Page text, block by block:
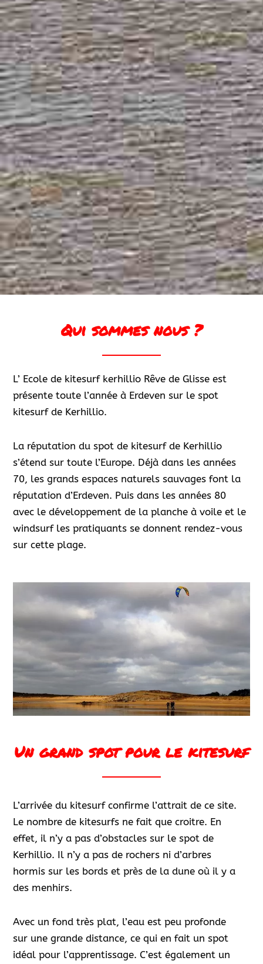
Qui sommes nous ?
L’ Ecole de kitesurf kerhillio Rêve de Glisse est
présente toute l’année à Erdeven sur le spot
kitesurf de Kerhillio.
La réputation du spot de kitesurf de Kerhillio
s’étend sur toute l’Europe. Déjà dans les années
70, les grands espaces naturels sauvages font la
réputation d’Erdeven. Puis dans les années 80
avec le développement de la planche à voile et le
windsurf les pratiquants se donnent rendez-vous
sur cette plage.
Un grand spot pour le kitesurf
L’arrivée du kitesurf confirme l’attrait de ce site.
Le nombre de kitesurfs ne fait que croitre. En
effet, il n’y a pas d’obstacles sur le spot de
Kerhillio. Il n’y a pas de rochers ni d’arbres
hormis sur les bords et près de la dune où il y a
des menhirs.
Avec un fond très plat, l’eau est peu profonde
sur une grande distance, ce qui en fait un spot
idéal pour l’apprentissage. C’est également un